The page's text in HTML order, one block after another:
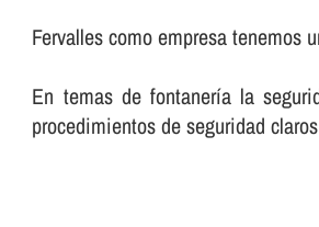
Fervalles como empresa tenemos
En temas de fontanerí­a la
procedimientos de seguridad